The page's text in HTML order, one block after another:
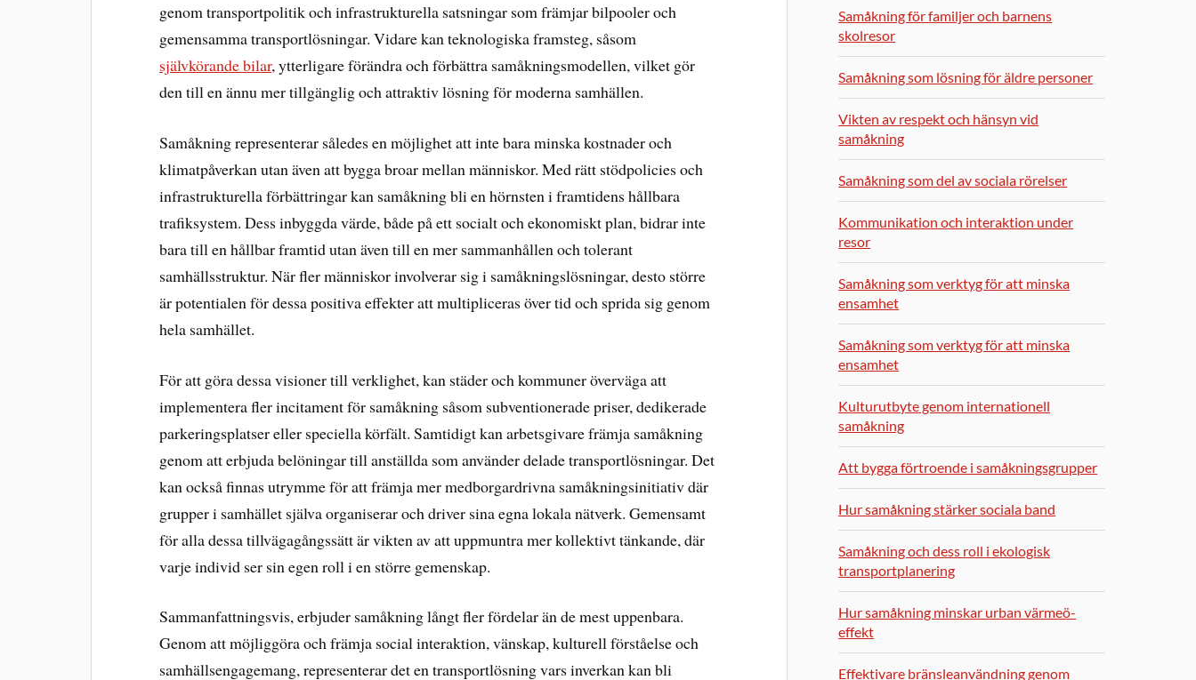
genom transportpolitik och infrastrukturella satsningar som främjar bilpooler och
gemensamma transportlösningar. Vidare kan teknologiska framsteg, såsom
självkörande bilar, ytterligare förändra och förbättra samåkningsmodellen, vilket gör
den till en ännu mer tillgänglig och attraktiv lösning för moderna samhällen.
Samåkning representerar således en möjlighet att inte bara minska kostnader och
klimatpåverkan utan även att bygga broar mellan människor. Med rätt stödpolicies och
infrastrukturella förbättringar kan samåkning bli en hörnsten i framtidens hållbara
trafiksystem. Dess inbyggda värde, både på ett socialt och ekonomiskt plan, bidrar inte
bara till en hållbar framtid utan även till en mer sammanhållen och tolerant
samhällsstruktur. När fler människor involverar sig i samåkningslösningar, desto större
är potentialen för dessa positiva effekter att multipliceras över tid och sprida sig genom
hela samhället.
För att göra dessa visioner till verklighet, kan städer och kommuner överväga att
implementera fler incitament för samåkning såsom subventionerade priser, dedikerade
parkeringsplatser eller speciella körfält. Samtidigt kan arbetsgivare främja samåkning
genom att erbjuda belöningar till anställda som använder delade transportlösningar. Det
kan också finnas utrymme för att främja mer medborgardrivna samåkningsinitiativ där
grupper i samhället själva organiserar och driver sina egna lokala nätverk. Gemensamt
för alla dessa tillvägagångssätt är vikten av att uppmuntra mer kollektivt tänkande, där
varje individ ser sin egen roll i en större gemenskap.
Sammanfattningsvis, erbjuder samåkning långt fler fördelar än de mest uppenbara.
Genom att möjliggöra och främja social interaktion, vänskap, kulturell förståelse och
samhällsengagemang, representerar det en transportlösning vars inverkan kan bli
Samåkning för familjer och barnens
skolresor
Samåkning som lösning för äldre personer
Vikten av respekt och hänsyn vid
samåkning
Samåkning som del av sociala rörelser
Kommunikation och interaktion under
resor
Samåkning som verktyg för att minska
ensamhet
Samåkning som verktyg för att minska
ensamhet
Kulturutbyte genom internationell
samåkning
Att bygga förtroende i samåkningsgrupper
Hur samåkning stärker sociala band
Samåkning och dess roll i ekologisk
transportplanering
Hur samåkning minskar urban värmeö-
effekt
Effektivare bränsleanvändning genom